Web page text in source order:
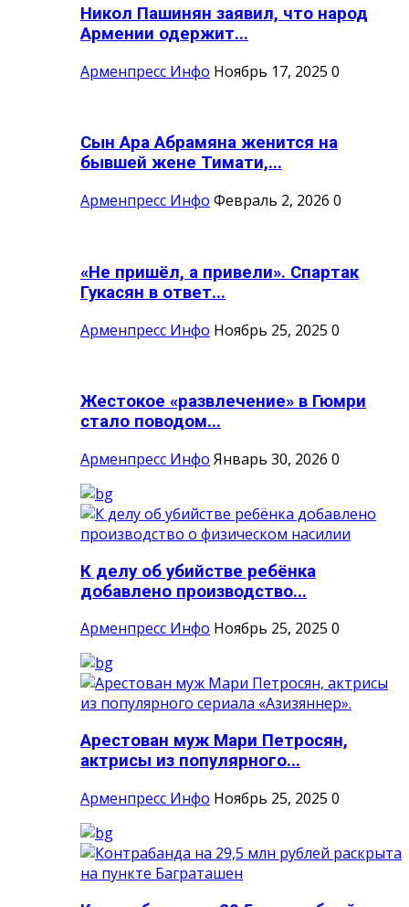
Никол Пашинян заявил, что народ
Армении одержит...
Арменпресс Инфо Ноябрь 17, 2025 0
Сын Ара Абрамяна женится на
бывшей жене Тимати,...
Арменпресс Инфо Февраль 2, 2026 0
«Не пришёл, а привели». Спартак
Гукасян в ответ...
Арменпресс Инфо Ноябрь 25, 2025 0
Жестокое «развлечение» в Гюмри
стало поводом...
Арменпресс Инфо Январь 30, 2026 0
К делу об убийстве ребёнка
добавлено производство...
Арменпресс Инфо Ноябрь 25, 2025 0
Арестован муж Мари Петросян,
актрисы из популярного...
Арменпресс Инфо Ноябрь 25, 2025 0